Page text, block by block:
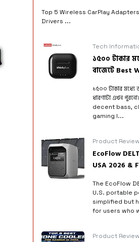
Top 5 Wireless CarPlay
Drivers ...
Tech
১৫০০ টাকার
বাজেটে Best
১৫০০ টাকার মধ্যে
ধারণাটা এখন
decent bass,
gaming l...
Product Review
EcoFlow
USA 2026 &
The EcoFlow
U.S. portable
simplified but
for users who
Product Review